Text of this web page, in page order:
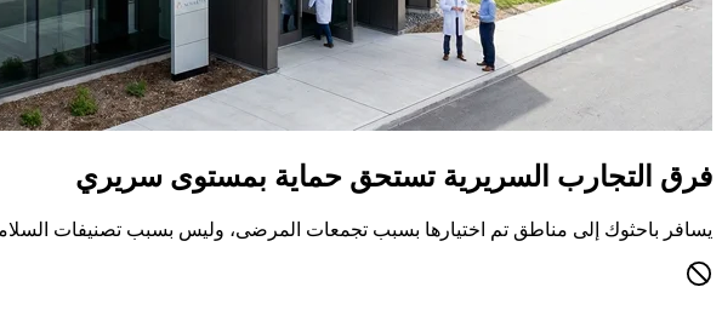
فرق التجارب السريرية تستحق حماية بمستوى سريري
يسافر باحثوك إلى مناطق تم اختيارها بسبب تجمعات المرضى، وليس بسبب تصنيفات